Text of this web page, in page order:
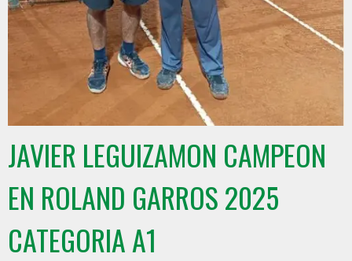
JAVIER LEGUIZAMON CAMPEON
EN ROLAND GARROS 2025
CATEGORIA A1